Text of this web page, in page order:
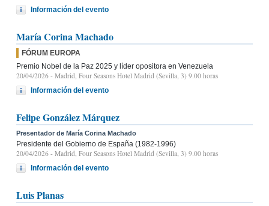
Información del evento
María Corina Machado
FÓRUM EUROPA
Premio Nobel de la Paz 2025 y líder opositora en Venezuela
20/04/2026 - Madrid, Four Seasons Hotel Madrid (Sevilla, 3) 9.00 horas
Información del evento
Felipe González Márquez
Presentador de María Corina Machado
Presidente del Gobierno de España (1982-1996)
20/04/2026 - Madrid, Four Seasons Hotel Madrid (Sevilla, 3) 9.00 horas
Información del evento
Luis Planas